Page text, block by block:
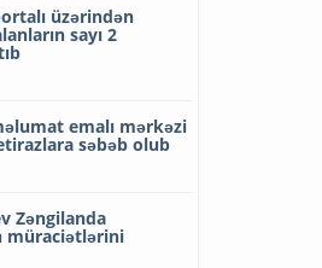
üzərindən
sayı 2
emalı mərkəzi
səbəb olub
Zəngilanda
müraciətlərini